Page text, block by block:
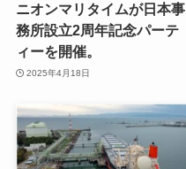
ニオンマリタイムが日本事
務所設立2周年記念パーテ
ィーを開催。
2025年4月18日